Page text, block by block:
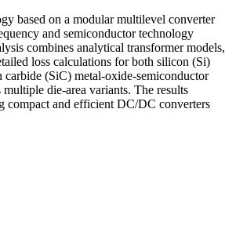
based on a modular multilevel converter
and semiconductor technology
combines analytical transformer models,
loss calculations for both silicon (Si)
(SiC) metal-oxide-semiconductor
die-area variants. The results
compact and efficient DC/DC converters